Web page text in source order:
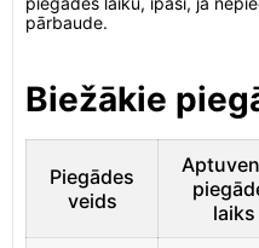
pārbaude.
Biežākie
Piegādes
veids
laiks